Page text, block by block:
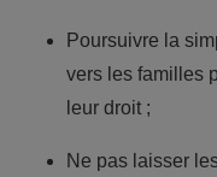
Poursuivre la
vers les familles
leur droit ;
Ne pas laisser